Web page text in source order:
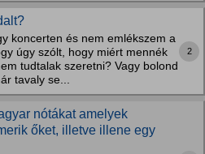
koncerten és nem emlékszem a
úgy szólt, hogy miért mennék
tudtalak szeretni? Vagy bolond
tavaly se...
2
nótákat amelyek
őket, illetve illene egy